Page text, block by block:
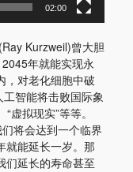
02:00
Kurzweil)曾大胆
年就能实现永
，对老化细胞中破
工智能将击败国际象
虚拟现实”等等。
将会达到一个临界
就能延长一岁。那
们延长的寿命甚至